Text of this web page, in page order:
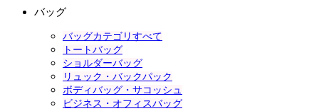
バッグ
バッグカテゴリすべて
トートバッグ
ショルダーバッグ
リュック・バックパック
ボディバッグ・サコッシュ
ビジネス・オフィスバッグ